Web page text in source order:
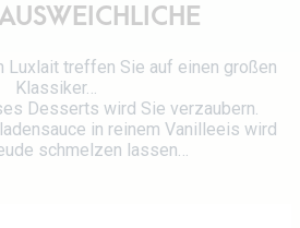
Luxlait treffen Sie auf einen großen
Klassiker…
Desserts wird Sie verzaubern.
in reinem Vanilleeis wird
schmelzen lassen…